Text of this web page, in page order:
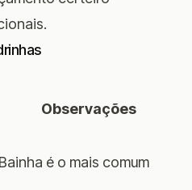
Observações
Bainha é o mais comum